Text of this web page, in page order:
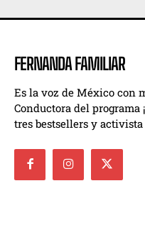
FERNANDA FAMILIAR
Es la voz de México con
Conductora del programa
tres bestsellers y